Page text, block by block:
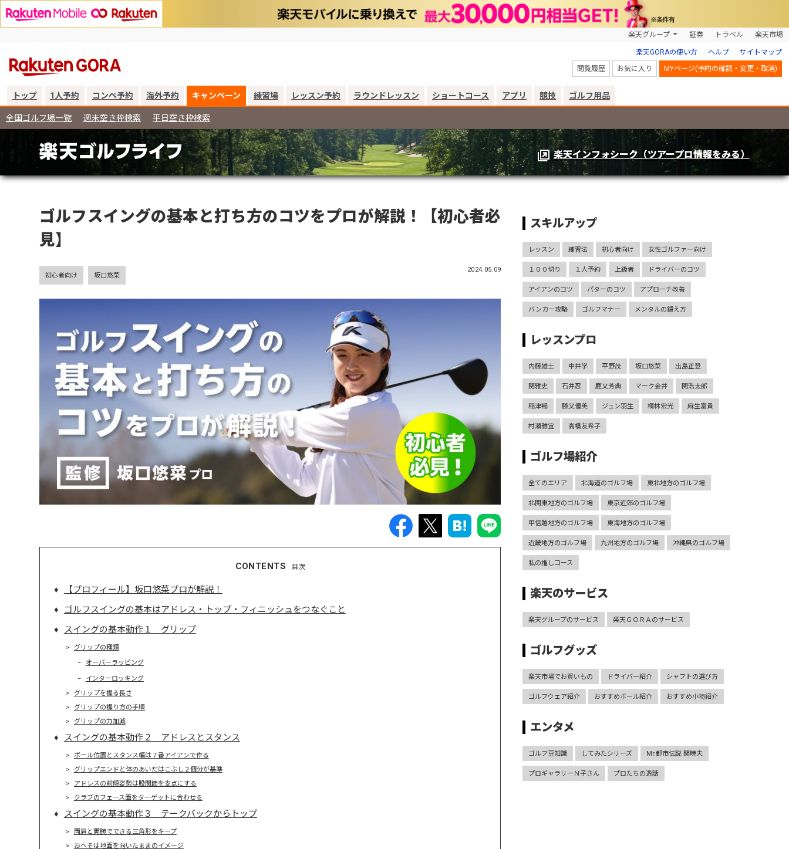
楽天グループ 証券 トラベル 楽天市場
楽天GORAの使い方 ヘルプ サイトマップ
閲覧履歴 お気に入り MYページ(予約の確認・変更・取消)
トップ 1人予約 コンペ予約 海外予約 キャンペーン 練習場 レッスン予約 ラウンドレッスン ショートコース アプリ 競技 ゴルフ用品
全国ゴルフ場一覧 週末空き枠検索 平日空き枠検索
楽天インフォシーク（ツアープロ情報をみる）
ゴルフスイングの基本と打ち方のコツをプロが解説！【初心者必
見】
2024.05.09
初心者向け 坂口悠菜
CONTENTS 目次
【プロフィール】坂口悠菜プロが解説！
ゴルフスイングの基本はアドレス・トップ・フィニッシュをつなぐこと
スイングの基本動作１ グリップ
グリップの種類
オーバーラッピング
インターロッキング
グリップを握る長さ
グリップの握り方の手順
グリップの力加減
スイングの基本動作２ アドレスとスタンス
ボール位置とスタンス幅は７番アイアンで作る
グリップエンドと体のあいだはこぶし２個分が基準
アドレスの前傾姿勢は股関節を支点にする
クラブのフェース面をターゲットに合わせる
スイングの基本動作３ テークバックからトップ
両肩と両腕でできる三角形をキープ
おへそは地面を向いたままのイメージ
スキルアップ
レッスン 練習法 初心者向け 女性ゴルファー向け
１００切り １人予約 上級者 ドライバーのコツ
アイアンのコツ パターのコツ アプローチ改善
バンカー攻略 ゴルフマナー メンタルの鍛え方
レッスンプロ
内藤雄士 中井学 平野茂 坂口悠菜 出島正登
関雅史 石井忍 鹿又芳典 マーク金井 関浩太郎
稲津暢 勝又優美 ジュン羽生 桐林宏光 麻生富貴
村瀬雅宣 高橋友希子
ゴルフ場紹介
全てのエリア 北海道のゴルフ場 東北地方のゴルフ場
北関東地方のゴルフ場 東京近郊のゴルフ場
甲信越地方のゴルフ場 東海地方のゴルフ場
近畿地方のゴルフ場 九州地方のゴルフ場 沖縄県のゴルフ場
私の推しコース
楽天のサービス
楽天グループのサービス 楽天ＧＯＲＡのサービス
ゴルフグッズ
楽天市場でお買いもの ドライバー紹介 シャフトの選び方
ゴルフウェア紹介 おすすめボール紹介 おすすめ小物紹介
エンタメ
ゴルフ豆知識 してみたシリーズ Mr.都市伝説 関暁夫
プロギャラリーＮ子さん プロたちの逸話